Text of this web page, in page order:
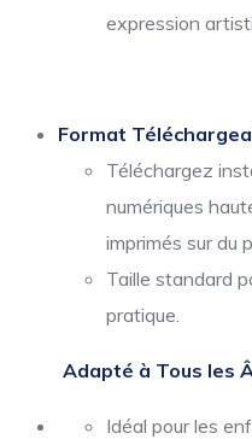
expression
Format
Téléchargez
numériques
imprimés sur du
Taille standard
pratique.
Adapté à Tous les
Idéal pour les